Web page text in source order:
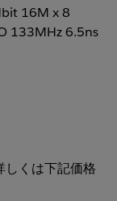
16M x 8
133MHz 6.5ns
しくは下記価格